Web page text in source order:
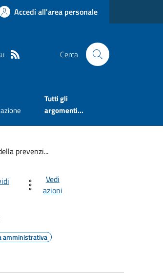
Accedi all'area personale
Cerca
Tutti gli
argomenti...
prevenzi...
Vedi
azioni
amministrativa